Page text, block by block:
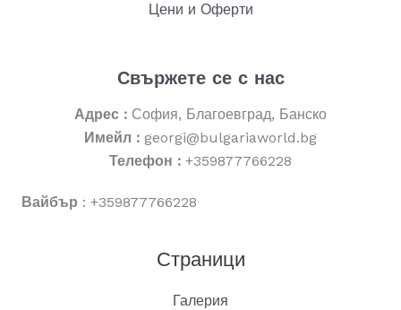
Цени и Оферти
Свържете се с нас
Адрес : София, Благоевград, Банско
Имейл : georgi@bulgariaworld.bg
Телефон : +359877766228
Вайбър : +359877766228
Страници
Галерия